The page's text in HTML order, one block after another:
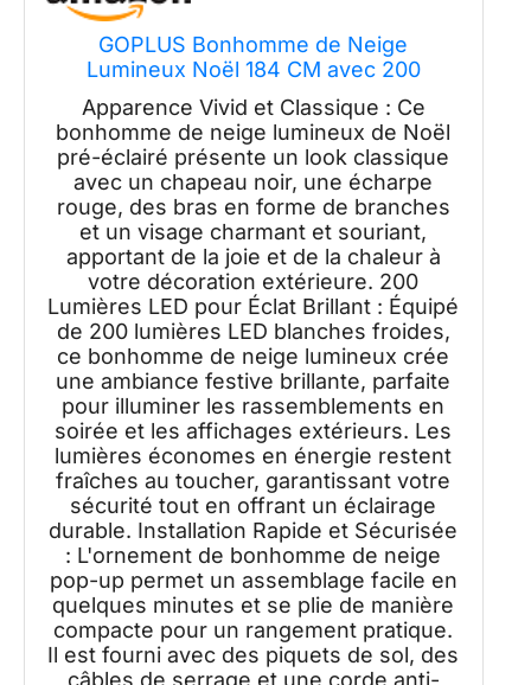
GOPLUS Bonhomme de Neige
Lumineux Noël 184 CM avec 200
Lumières LED, Decoration Noel
Exterieur Lumineuse avec Piquets de
Sol, pour Pelouse, Jardin, Porche, 125 x
80 x 184 CM
Apparence Vivid et Classique : Ce
bonhomme de neige lumineux de Noël
pré-éclairé présente un look classique
avec un chapeau noir, une écharpe
rouge, des bras en forme de branches
et un visage charmant et souriant,
apportant de la joie et de la chaleur à
votre décoration extérieure. 200
Lumières LED pour Éclat Brillant : Équipé
de 200 lumières LED blanches froides,
ce bonhomme de neige lumineux crée
une ambiance festive brillante, parfaite
pour illuminer les rassemblements en
soirée et les affichages extérieurs. Les
lumières économes en énergie restent
fraîches au toucher, garantissant votre
sécurité tout en offrant un éclairage
durable. Installation Rapide et Sécurisée
: L'ornement de bonhomme de neige
pop-up permet un assemblage facile en
quelques minutes et se plie de manière
compacte pour un rangement pratique.
Il est fourni avec des piquets de sol, des
câbles de serrage et une corde anti-